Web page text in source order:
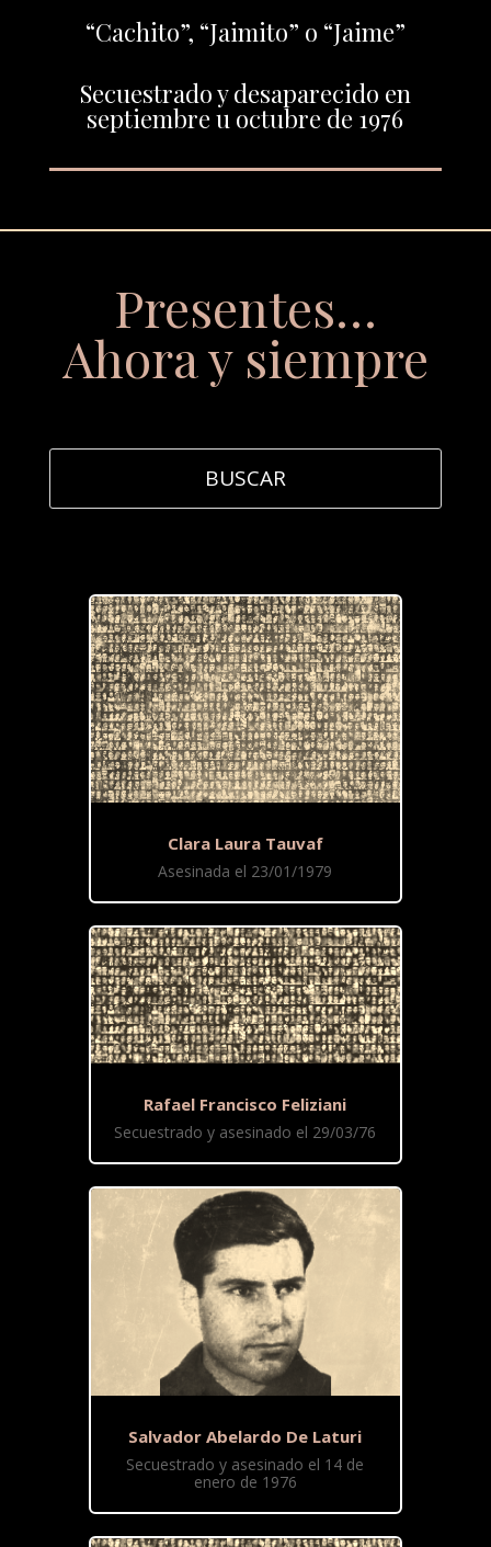
“Cachito”, “Jaimito” o “Jaime”
Secuestrado y desaparecido en
septiembre u octubre de 1976
Presentes…
Ahora y siempre
Clara Laura Tauvaf
Asesinada el 23/01/1979
Rafael Francisco Feliziani
Secuestrado y asesinado el 29/03/76
Salvador Abelardo De Laturi
Secuestrado y asesinado el 14 de
enero de 1976